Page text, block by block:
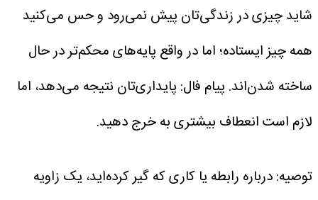
شاید چیزی در زندگی‌تان پیش نمی‌رود و حس می‌کنید
همه چیز ایستاده؛ اما در واقع پایه‌های محکم‌تر در حال
ساخته شدن‌اند. پیام فال: پایداری‌تان نتیجه می‌دهد، اما
لازم است انعطاف بیشتری به خرج دهید.
توصیه: درباره رابطه یا کاری که گیر کرده‌اید، یک زاویه